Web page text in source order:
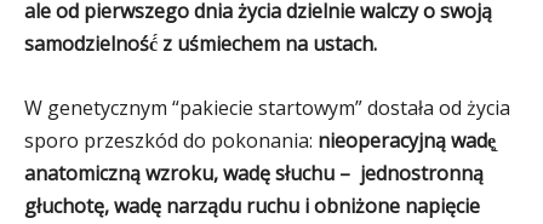
ale od pierwszego dnia życia dzielnie walczy o swoją
samodzielność́ z uśmiechem na ustach.
W genetycznym “pakiecie startowym” dostała od życia
sporo przeszkód do pokonania: nieoperacyjną wadę̨
anatomiczną wzroku, wadę słuchu – jednostronną
głuchotę, wadę narządu ruchu i obniżone napięcie